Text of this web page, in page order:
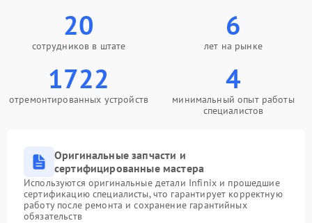
20
сотрудников в штате
6
лет на рынке
1722
отремонтированных устройств
4
минимальный опыт работы
специалистов
Оригинальные запчасти и
сертифицированные мастера
Используются оригинальные детали Infinix и прошедшие
сертификацию специалисты, что гарантирует корректную
работу после ремонта и сохранение гарантийных
обязательств